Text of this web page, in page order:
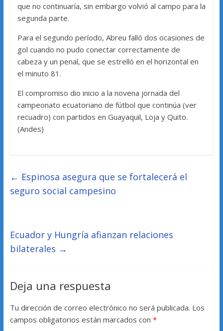
que no continuaría, sin embargo volvió al campo para la
segunda parte.
Para el segundo período, Abreu falló dos ocasiones de
gol cuando no pudo conectar correctamente de
cabeza y un penal, que se estrelló en el horizontal en
el minuto 81.
El compromiso dio inicio a la novena jornada del
campeonato ecuatoriano de fútbol que continúa (ver
recuadro) con partidos en Guayaquil, Loja y Quito.
(Andes)
← Espinosa asegura que se fortalecerá el
seguro social campesino
Ecuador y Hungría afianzan relaciones
bilaterales →
Deja una respuesta
Tu dirección de correo electrónico no será publicada. Los
campos obligatorios están marcados con *